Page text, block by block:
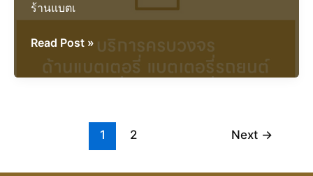
ร้านแบตเ
ร้าน
แบตเตอรี่
รถยนต์
Read Post »
1 2 Next →